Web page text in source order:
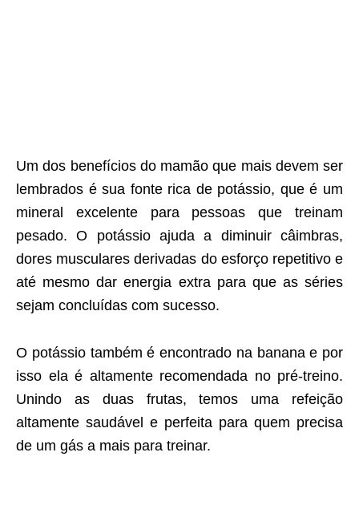
Um dos benefícios do mamão que mais devem ser
lembrados é sua fonte rica de potássio, que é um
mineral excelente para pessoas que treinam
pesado. O potássio ajuda a diminuir câimbras,
dores musculares derivadas do esforço repetitivo e
até mesmo dar energia extra para que as séries
sejam concluídas com sucesso.
O potássio também é encontrado na banana e por
isso ela é altamente recomendada no pré-treino.
Unindo as duas frutas, temos uma refeição
altamente saudável e perfeita para quem precisa
de um gás a mais para treinar.